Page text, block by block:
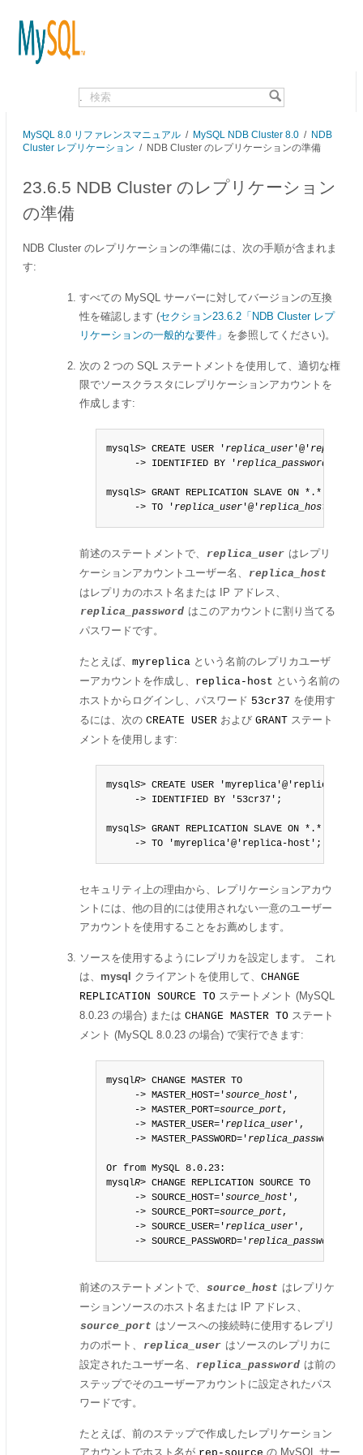
MySQL 8.0 リファレンスマニュアル / MySQL NDB Cluster 8.0 / NDB
Cluster レプリケーション / NDB Cluster のレプリケーションの準備
23.6.5 NDB Cluster のレプリケーション
の準備
NDB Cluster のレプリケーションの準備には、次の手順が含まれま
す:
すべての MySQL サーバーに対してバージョンの互換
性を確認します (セクション23.6.2「NDB Cluster レプ
リケーションの一般的な要件」 を参照してください)。
次の 2 つの SQL ステートメントを使用して、適切な権
限でソースクラスタにレプリケーションアカウントを
作成します:
mysqlS> CREATE USER ' replica_user '@'
     -> IDENTIFIED BY '
replica_password
mysqlS> GRANT REPLICATION SLAVE ON *.*
     -> TO '
replica_user '@' replica_host
前述のステートメントで、 replica_user はレプリ
ケーションアカウントユーザー名、
replica_host
はレプリカのホスト名または IP アドレス、
replica_password はこのアカウントに割り当てる
パスワードです。
たとえば、 myreplica という名前のレプリカユーザ
ーアカウントを作成し、 replica-host という名前の
ホストからログインし、パスワード 53cr37 を使用す
るには、次の CREATE USER および GRANT ステート
メントを使用します:
mysqlS> CREATE USER 'myreplica'@'replica-
     -> IDENTIFIED BY '53cr37';
mysqlS> GRANT REPLICATION SLAVE ON *.*
     -> TO 'myreplica'@'replica-host';
セキュリティ上の理由から、レプリケーションアカウ
ントには、他の目的には使用されない一意のユーザー
アカウントを使用することをお薦めします。
ソースを使用するようにレプリカを設定します。 これ
は、 mysql クライアントを使用して、 CHANGE
REPLICATION SOURCE TO ステートメント (MySQL
8.0.23 の場合) または CHANGE MASTER TO ステート
メント (MySQL 8.0.23 の場合) で実行できます:
mysqlR> CHANGE MASTER TO
     -> MASTER_HOST='
source_host ',
     -> MASTER_PORT=
source_port,
     -> MASTER_USER='
replica_user ',
     -> MASTER_PASSWORD='
replica_password
Or from MySQL 8.0.23:
mysqlR> CHANGE REPLICATION SOURCE TO
     -> SOURCE_HOST='
source_host ',
     -> SOURCE_PORT=
source_port,
     -> SOURCE_USER='
replica_user ',
     -> SOURCE_PASSWORD='
replica_password
前述のステートメントで、 source_host はレプリケ
ーションソースのホスト名または IP アドレス、
source_port はソースへの接続時に使用するレプリ
カのポート、
replica_user はソースのレプリカに
設定されたユーザー名、
replica_password は前の
ステップでそのユーザーアカウントに設定されたパス
ワードです。
たとえば、前のステップで作成したレプリケーション
アカウントでホスト名が
の MySQL サー